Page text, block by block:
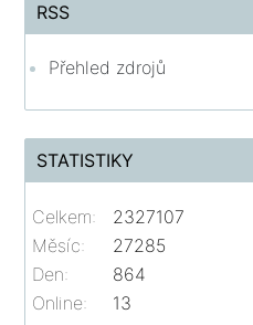
RSS
Přehled zdrojů
STATISTIKY
Online: 13
Celkem:
2327107
Měsíc:
27285
Den:
864